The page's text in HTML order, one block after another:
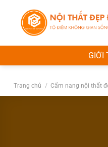
GIỚI
Trang chủ / Cẩm nang nội thất